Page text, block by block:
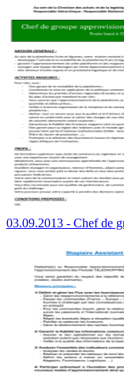
03.09.2013 - Chef de